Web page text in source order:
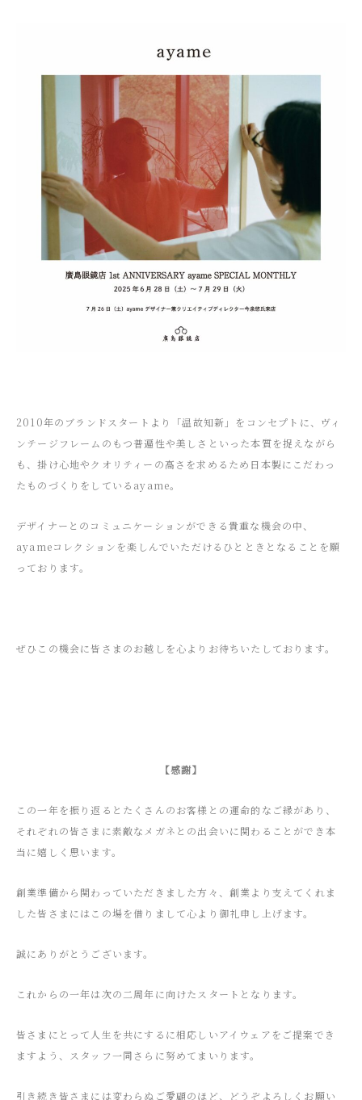
2010年のブランドスタートより「温故知新」をコンセプトに、ヴィ
ンテージフレームのもつ普遍性や美しさといった本質を捉えながら
も、掛け心地やクオリティーの高さを求めるため日本製にこだわっ
たものづくりをしているayame。
デザイナーとのコミュニケーションができる貴重な機会の中、
ayameコレクションを楽しんでいただけるひとときとなることを願
っております。
ぜひこの機会に皆さまのお越しを心よりお待ちいたしております。
【感謝】
この一年を振り返るとたくさんのお客様との運命的なご縁があり、
それぞれの皆さまに素敵なメガネとの出会いに関わることができ本
当に嬉しく思います。
創業準備から関わっていただきました方々、創業より支えてくれま
した皆さまにはこの場を借りまして心より御礼申し上げます。
誠にありがとうございます。
これからの一年は次の二周年に向けたスタートとなります。
皆さまにとって人生を共にするに相応しいアイウェアをご提案でき
ますよう、スタッフ一同さらに努めてまいります。
引き続き皆さまには変わらぬご愛顧のほど、どうぞよろしくお願い